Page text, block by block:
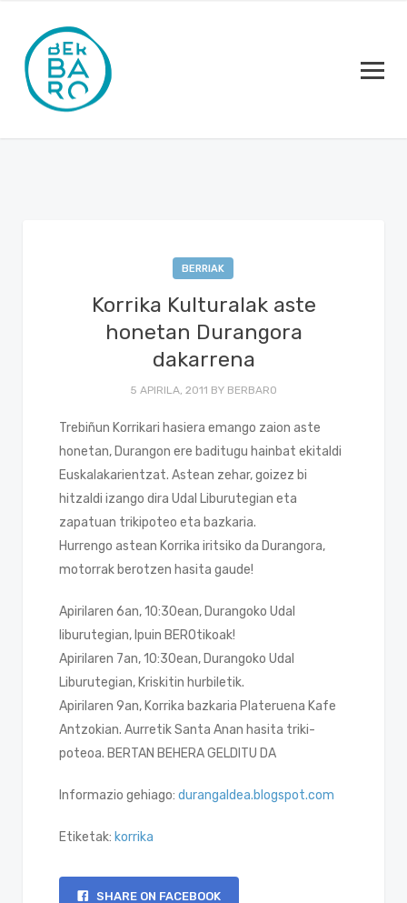
BERRIAK
Korrika Kulturalak aste
honetan Durangora
dakarrena
5 APIRILA, 2011 BY BERBARO
Trebiñun Korrikari hasiera emango zaion aste
honetan, Durangon ere baditugu hainbat ekitaldi
Euskalakarientzat. Astean zehar, goizez bi
hitzaldi izango dira Udal Liburutegian eta
zapatuan trikipoteo eta bazkaria.
Hurrengo astean Korrika iritsiko da Durangora,
motorrak berotzen hasita gaude!
Apirilaren 6an, 10:30ean, Durangoko Udal
liburutegian, Ipuin BEROtikoak!
Apirilaren 7an, 10:30ean, Durangoko Udal
Liburutegian, Kriskitin hurbiletik.
Apirilaren 9an, Korrika bazkaria Plateruena Kafe
Antzokian. Aurretik Santa Anan hasita triki-
poteoa. BERTAN BEHERA GELDITU DA
Informazio gehiago: durangaldea.blogspot.com
Etiketak: korrika
SHARE ON FACEBOOK